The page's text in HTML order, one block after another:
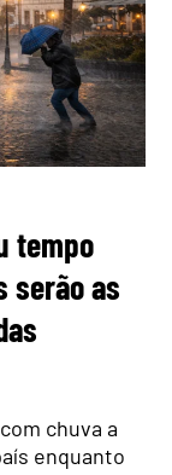
tempo
serão as
chuva a
enquanto